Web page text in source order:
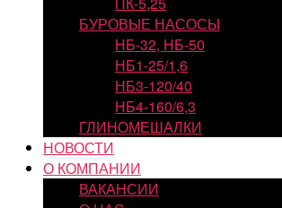
БУРОВЫЕ НАСОСЫ
НБ-32, НБ-50
НБ1-25/1,6
НБ3-120/40
НБ4-160/6,3
ГЛИНОМЕШАЛКИ
НОВОСТИ
О КОМПАНИИ
ВАКАНСИИ